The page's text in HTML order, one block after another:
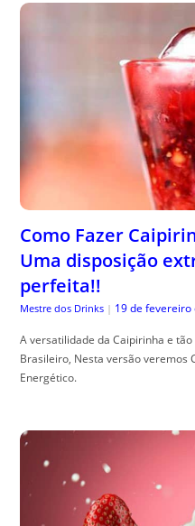
Como Fazer
Uma disposição
perfeita!!
Mestre dos Drinks | 19 de fevereiro
A versatilidade da Caipirinha e
Brasileiro, Nesta versão veremos
Energético.